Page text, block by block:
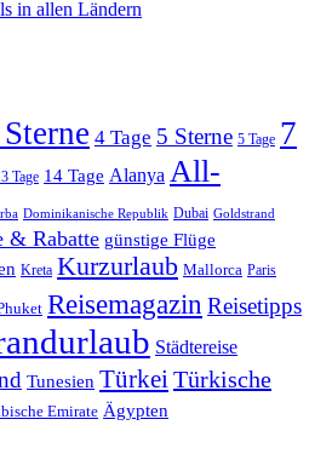
in allen Ländern
4 Tage 5 Sterne 5 Tage 7
Tage 14 Tage Alanya All-
Dominikanische Republik Dubai Goldstrand
& Rabatte günstige Flüge
Kreta Kurzurlaub Mallorca Paris
Reisemagazin Reisetipps
Städtereise
Tunesien TürkeiTürkische
Emirate Ägypten